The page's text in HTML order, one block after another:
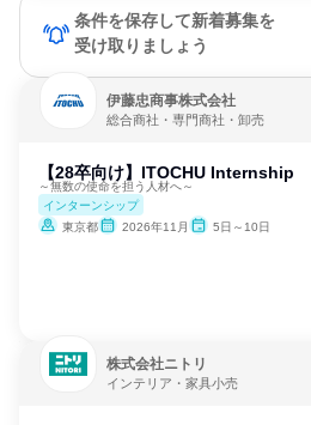
条件を保存して新着募集を
受け取りましょう
伊藤忠商事株式会社
総合商社・専門商社・卸売
【28卒向け】ITOCHU Internship
～無数の使命を担う人材へ～
インターンシップ
東京都
2026年11月 5日～10日
株式会社ニトリ
インテリア・家具小売